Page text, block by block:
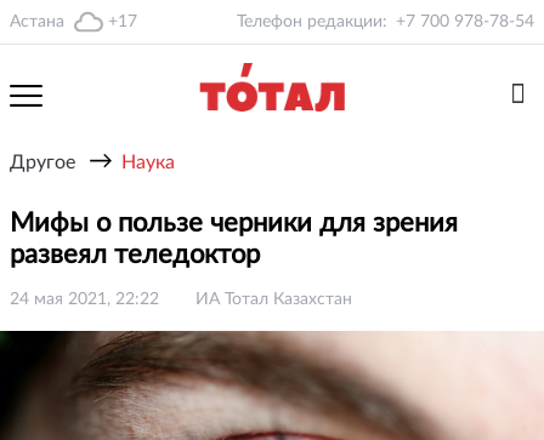
Астана +17 Телефон редакции: +7 700 978-78-54
Другое → Наука
Мифы о пользе черники для зрения
развеял теледоктор
24 мая 2021, 22:22 ИА Тотал Казахстан